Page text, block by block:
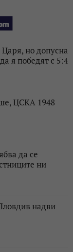
но допусна
я победят с 5:4
ЦСКА 1948
да се
ни
надви